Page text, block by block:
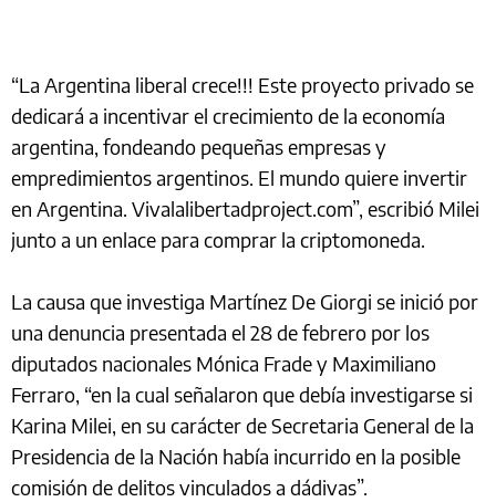
“La Argentina liberal crece!!! Este proyecto privado se
dedicará a incentivar el crecimiento de la economía
argentina, fondeando pequeñas empresas y
empredimientos argentinos. El mundo quiere invertir
en Argentina. Vivalalibertadproject.com”, escribió Milei
junto a un enlace para comprar la criptomoneda.
La causa que investiga Martínez De Giorgi se inició por
una denuncia presentada el 28 de febrero por los
diputados nacionales Mónica Frade y Maximiliano
Ferraro, “en la cual señalaron que debía investigarse si
Karina Milei, en su carácter de Secretaria General de la
Presidencia de la Nación había incurrido en la posible
comisión de delitos vinculados a dádivas”.